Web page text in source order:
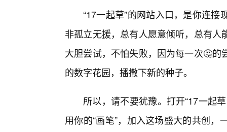
“17一起草”的网站入口，是你连
非孤立无援，总有人愿意倾听，总有
大胆尝试，不怕失败，因为每一次🤔
的数字花园，播撒下新的种子。
所以，请不要犹豫。打开“17一起
用你的“画笔”，加入这场盛大的共创